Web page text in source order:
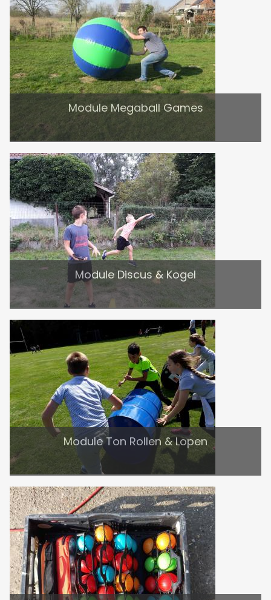
Module Megaball Games
Module Discus & Kogel
Module Ton Rollen & Lopen